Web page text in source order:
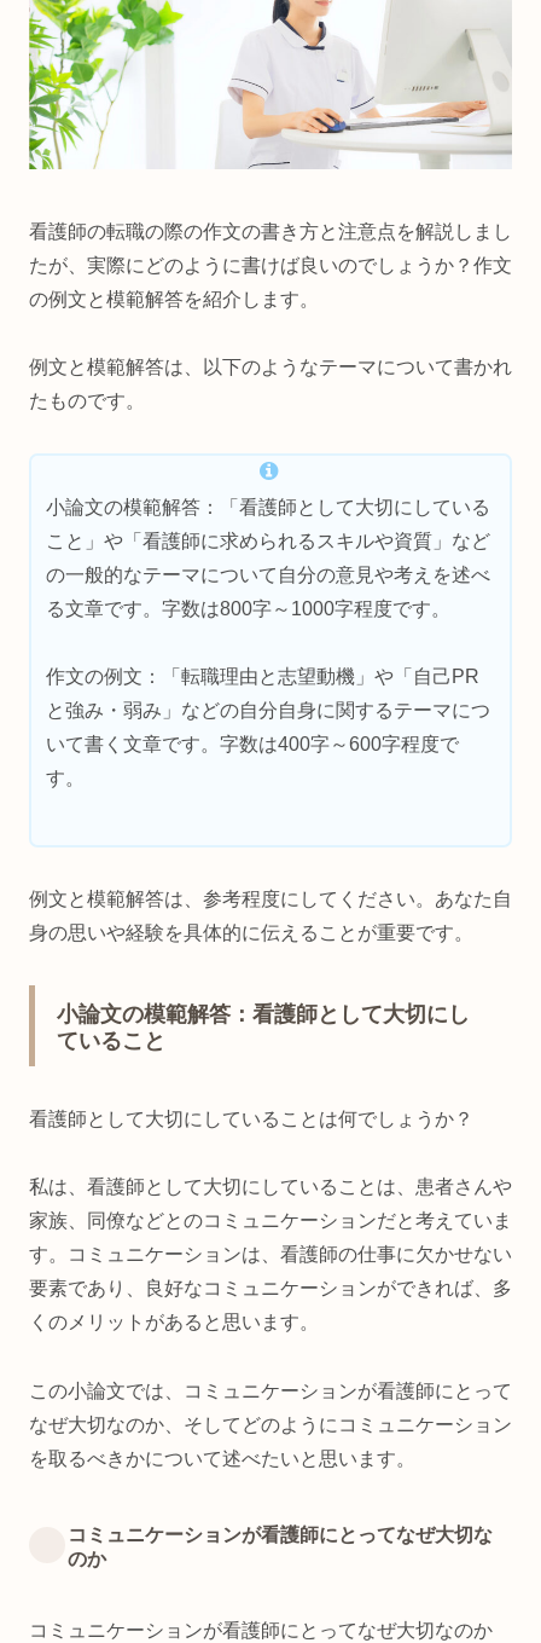
看護師の転職の際の作文の書き方と注意点を解説しまし
たが、実際にどのように書けば良いのでしょうか？作文
の例文と模範解答を紹介します。
例文と模範解答は、以下のようなテーマについて書かれ
たものです。
小論文の模範解答：「看護師として大切にしている
こと」や「看護師に求められるスキルや資質」など
の一般的なテーマについて自分の意見や考えを述べ
る文章です。字数は800字～1000字程度です。
作文の例文：「転職理由と志望動機」や「自己PR
と強み・弱み」などの自分自身に関するテーマにつ
いて書く文章です。字数は400字～600字程度で
す。
例文と模範解答は、参考程度にしてください。あなた自
身の思いや経験を具体的に伝えることが重要です。
小論文の模範解答：看護師として大切にし
ていること
看護師として大切にしていることは何でしょうか？
私は、看護師として大切にしていることは、患者さんや
家族、同僚などとのコミュニケーションだと考えていま
す。コミュニケーションは、看護師の仕事に欠かせない
要素であり、良好なコミュニケーションができれば、多
くのメリットがあると思います。
この小論文では、コミュニケーションが看護師にとって
なぜ大切なのか、そしてどのようにコミュニケーション
を取るべきかについて述べたいと思います。
コミュニケーションが看護師にとってなぜ大切な
のか
コミュニケーションが看護師にとってなぜ大切なのか